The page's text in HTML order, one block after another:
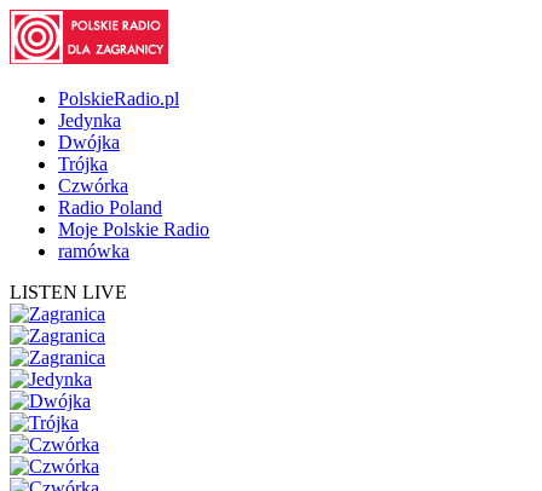
PolskieRadio.pl
Jedynka
Dwójka
Trójka
Czwórka
Radio Poland
Moje Polskie Radio
ramówka
LISTEN LIVE